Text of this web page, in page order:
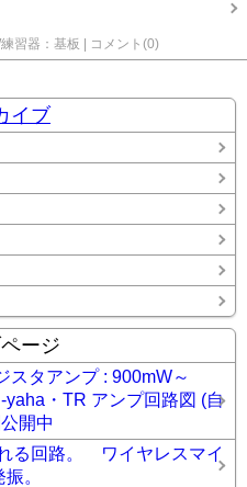
習器：基板 コメント(0)
イブ
ージ
スタアンプ : 900mW～
・TR アンプ回路図 (自
開中
る回路。 ワイヤレスマイ
。